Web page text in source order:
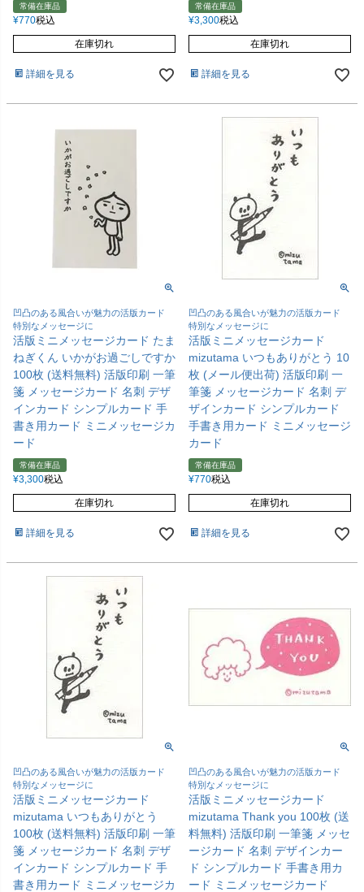
常備在庫品
¥770税込
在庫切れ
詳細を見る
常備在庫品
¥3,300税込
在庫切れ
詳細を見る
凹凸のある風合いが魅力の活版カード
特別なメッセージに
活版ミニメッセージカード たま
ねぎくん いかがお過ごしですか
100枚 (送料無料) 活版印刷 一筆
箋 メッセージカード 名刺 デザ
インカード シンプルカード 手
書き用カード ミニメッセージカ
ード
常備在庫品
¥3,300税込
在庫切れ
詳細を見る
凹凸のある風合いが魅力の活版カード
特別なメッセージに
活版ミニメッセージカード
mizutama いつもありがとう 10
枚 (メール便出荷) 活版印刷 一
筆箋 メッセージカード 名刺 デ
ザインカード シンプルカード
手書き用カード ミニメッセージ
カード
常備在庫品
¥770税込
在庫切れ
詳細を見る
凹凸のある風合いが魅力の活版カード
特別なメッセージに
活版ミニメッセージカード
mizutama いつもありがとう
100枚 (送料無料) 活版印刷 一筆
箋 メッセージカード 名刺 デザ
インカード シンプルカード 手
書き用カード ミニメッセージカ
凹凸のある風合いが魅力の活版カード
特別なメッセージに
活版ミニメッセージカード
mizutama Thank you 100枚 (送
料無料) 活版印刷 一筆箋 メッセ
ージカード 名刺 デザインカー
ド シンプルカード 手書き用カ
ード ミニメッセージカード